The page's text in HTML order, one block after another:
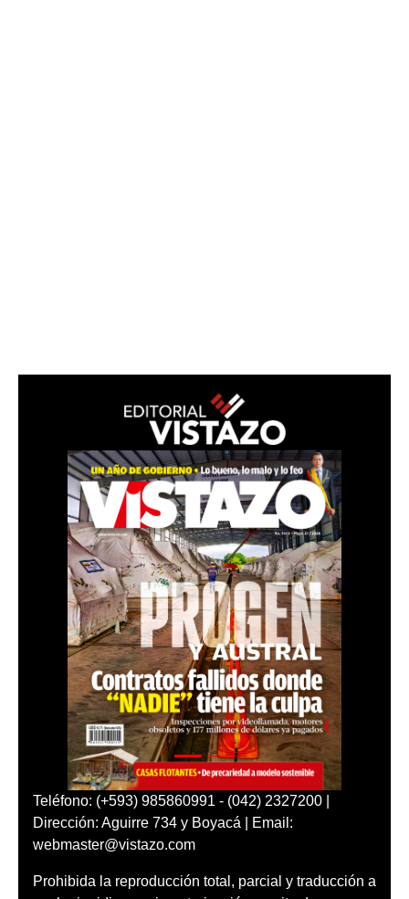
Teléfono: (+593) 985860991 - (042) 2327200 |
Dirección: Aguirre 734 y Boyacá | Email:
webmaster@vistazo.com
Prohibida la reproducción total, parcial y traducción a